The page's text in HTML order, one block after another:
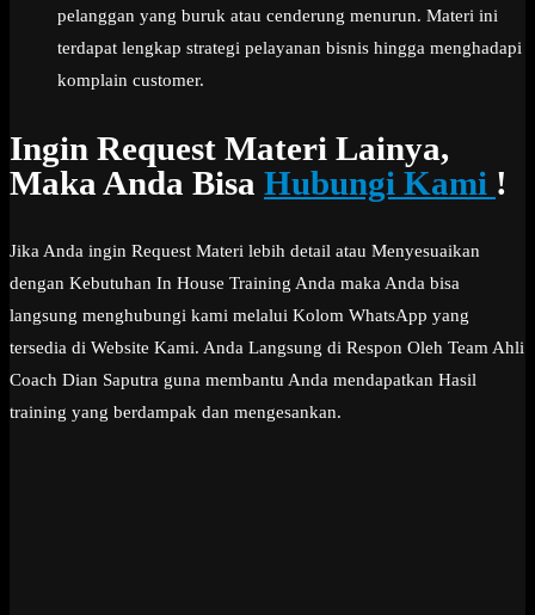
pelanggan yang buruk atau cenderung menurun. Materi ini
terdapat lengkap strategi pelayanan bisnis hingga menghadapi
komplain customer.
Ingin Request Materi Lainya,
Maka Anda Bisa Hubungi Kami !
Jika Anda ingin Request Materi lebih detail atau Menyesuaikan
dengan Kebutuhan In House Training Anda maka Anda bisa
langsung menghubungi kami melalui Kolom WhatsApp yang
tersedia di Website Kami. Anda Langsung di Respon Oleh Team Ahli
Coach Dian Saputra guna membantu Anda mendapatkan Hasil
training yang berdampak dan mengesankan.